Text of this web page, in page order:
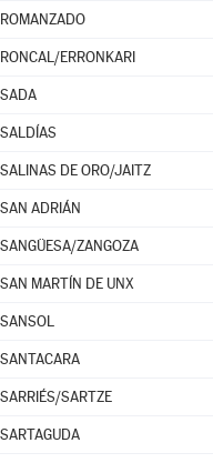
ROMANZADO
RONCAL/ERRONKARI
SADA
SALDÍAS
SALINAS DE ORO/JAITZ
SAN ADRIÁN
SANGÜESA/ZANGOZA
SAN MARTÍN DE UNX
SANSOL
SANTACARA
SARRIÉS/SARTZE
SARTAGUDA